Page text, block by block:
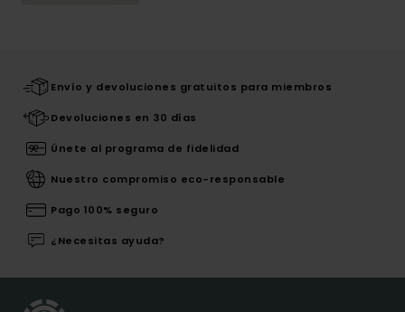
Envío y devoluciones gratuitos para miembros
Devoluciones en 30 días
Únete al programa de fidelidad
Nuestro compromiso eco-responsable
Pago 100% seguro
¿Necesitas ayuda?